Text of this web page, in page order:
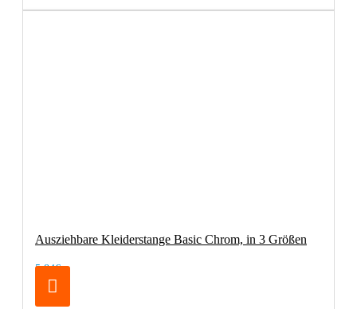
Ausziehbare Kleiderstange Basic Chrom, in 3 Größen
5,84€